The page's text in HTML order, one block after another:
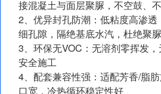
接混凝土与面层聚脲，不空鼓、
2、优异封孔防潮：低粘度高渗
细孔隙，隔绝基底水汽，杜绝聚
3、环保无VOC：无溶剂零挥发
安全施工
4、配套兼容性强：适配芳香/脂
口宽，冷热循环稳定性好